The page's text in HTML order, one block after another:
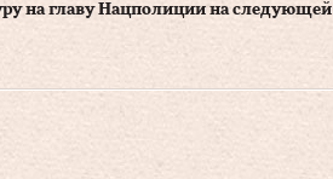
на главу Нацполиции на следующей